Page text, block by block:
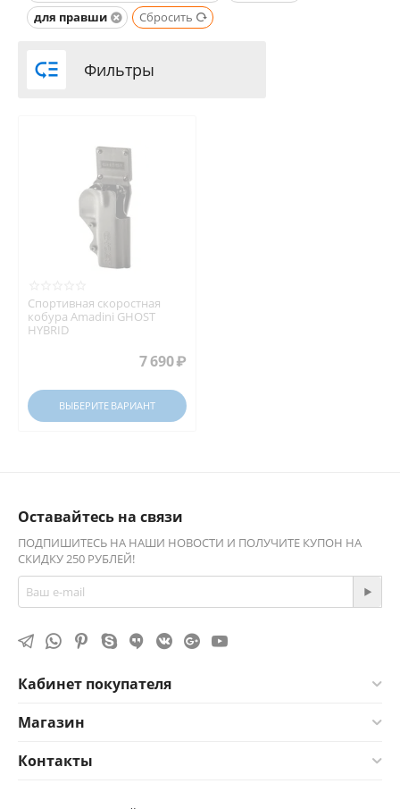
для правши
Сбросить
 Фильтры
Спортивная скоростная
кобура Amadini GHOST
HYBRID
7 690₽
ВЫБЕРИТЕ ВАРИАНТ
Оставайтесь на связи
ПОДПИШИТЕСЬ НА НАШИ НОВОСТИ И ПОЛУЧИТЕ КУПОН НА
СКИДКУ 250 РУБЛЕЙ!
Кабинет покупателя
Магазин
Контакты